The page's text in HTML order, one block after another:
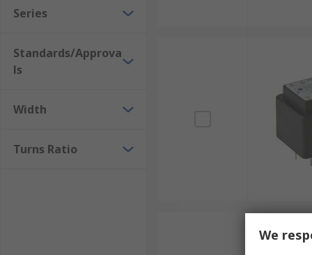
Series
Standards/Approva
ls
Width
Turns Ratio
We